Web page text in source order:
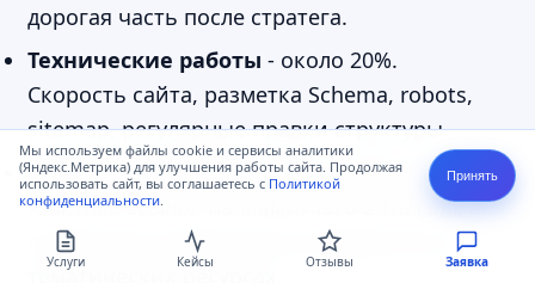
дорогая часть после стратега.
Технические работы - около 20%.
Скорость сайта, разметка Schema, robots,
sitemap, регулярные правки структуры.
Ссылки и репутация- около 15%. Не
«закупка ссылок пачками» (это 2018 год), а
аккуратное упоминание в профильных и
тематических ресурсах.
Услуги Кейсы Отзывы Заявка
Мы используем файлы cookie и сервисы аналитики
(Яндекс.Метрика) для улучшения работы сайта. Продолжая
использовать сайт, вы соглашаетесь с Политикой
конфиденциальности.
Принять